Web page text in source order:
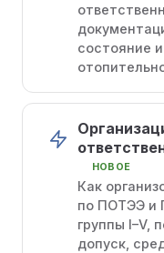
состояние
НОВОЕ
Как
по ПОТЭЭ и
группы I–V,
допуск,